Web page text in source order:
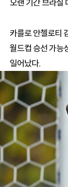
오랜 기간 브라질
카를로 안첼로티
월드컵 승선 가능
일어났다.